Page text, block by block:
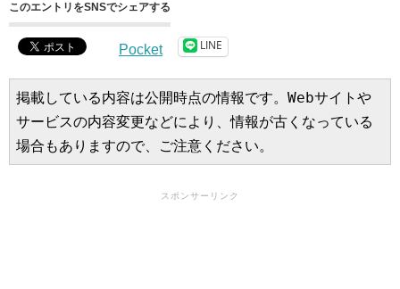
このエントリをSNSでシェアする
Pocket LINE
掲載している内容は公開時点の情報です。Webサイトや
サービスの内容変更などにより、情報が古くなっている
場合もありますので、ご注意ください。
スポンサーリンク